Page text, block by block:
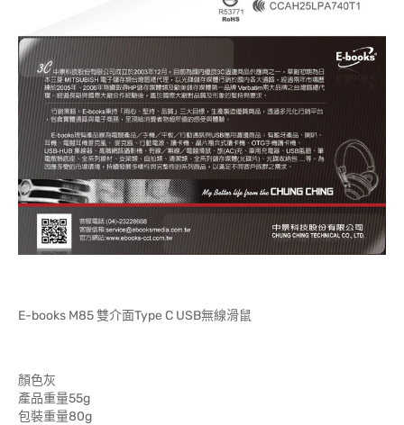
E-books M85 雙介面Type C USB無線滑鼠
顏色灰
產品重量55g
包裝重量80g